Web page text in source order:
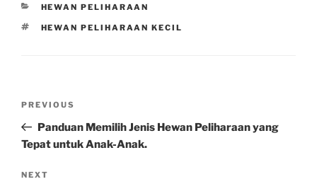
CATEGORIES
HEWAN PELIHARAAN
TAGS
HEWAN PELIHARAAN KECIL
Previous
Post
PREVIOUS
Panduan Memilih Jenis Hewan Peliharaan yang
Tepat untuk Anak-Anak.
Next
NEXT